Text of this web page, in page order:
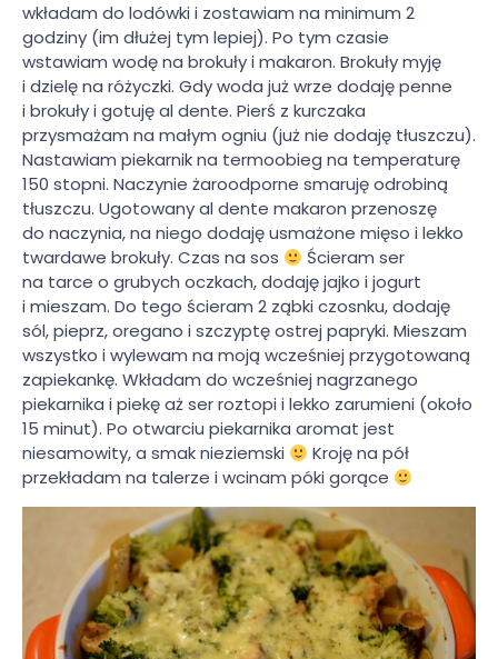
wkładam do lodówki i zostawiam na minimum 2
godziny (im dłużej tym lepiej). Po tym czasie
wstawiam wodę na brokuły i makaron. Brokuły myję
i dzielę na różyczki. Gdy woda już wrze dodaję penne
i brokuły i gotuję al dente. Pierś z kurczaka
przysmażam na małym ogniu (już nie dodaję tłuszczu).
Nastawiam piekarnik na termoobieg na temperaturę
150 stopni. Naczynie żaroodporne smaruję odrobiną
tłuszczu. Ugotowany al dente makaron przenoszę
do naczynia, na niego dodaję usmażone mięso i lekko
twardawe brokuły. Czas na sos
Ścieram ser
na tarce o grubych oczkach, dodaję jajko i jogurt
i mieszam. Do tego ścieram 2 ząbki czosnku, dodaję
sól, pieprz, oregano i szczyptę ostrej papryki. Mieszam
wszystko i wylewam na moją wcześniej przygotowaną
zapiekankę. Wkładam do wcześniej nagrzanego
piekarnika i piekę aż ser roztopi i lekko zarumieni (około
15 minut). Po otwarciu piekarnika aromat jest
niesamowity, a smak nieziemski
Kroję na pół
przekładam na talerze i wcinam póki gorące